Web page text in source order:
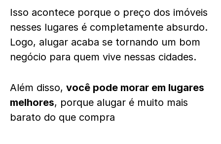
Isso acontece porque o preço dos imóveis
nesses lugares é completamente absurdo.
Logo, alugar acaba se tornando um bom
negócio para quem vive nessas cidades.
Além disso, você pode morar em lugares
melhores, porque alugar é muito mais
barato do que compra